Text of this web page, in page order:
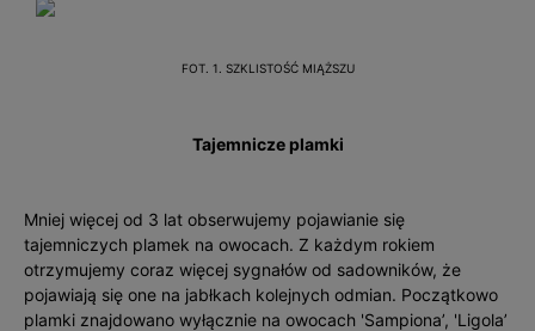
FOT. 1. SZKLISTOŚĆ MIĄŻSZU
Tajemnicze plamki
Mniej więcej od 3 lat obserwujemy pojawianie się
tajemniczych plamek na owocach. Z każdym rokiem
otrzymujemy coraz więcej sygnałów od sadowników, że
pojawiają się one na jabłkach kolejnych odmian. Początkowo
plamki znajdowano wyłącznie na owocach 'Sampiona’, 'Ligola’